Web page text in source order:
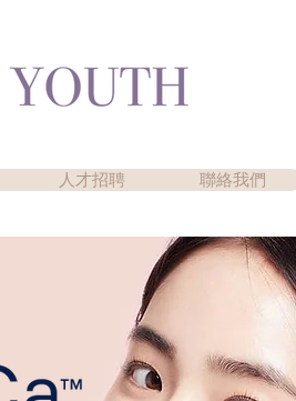
人才招聘 聯絡我們